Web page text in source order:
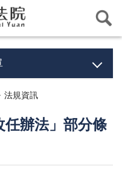
法規資訊
任辦法」部分條